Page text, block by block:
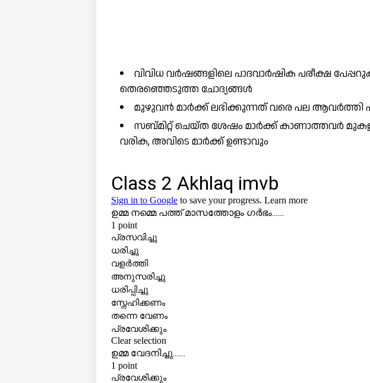
വിവിധ വർഷങ്ങളിലെ പാദവാർഷിക പരീക്ഷ
തെരഞ്ഞെടുത്ത ചോദ്യങ്ങൾ
മുഴുവൻ മാർക്ക് ലഭിക്കുന്നത് വരെ പല ആവർത്തി
സബ്മിറ്റ് ചെയ്ത ശേഷം മാർക്ക് കാണാത്തവർ
വരിക, അവിടെ മാർക്ക് ഉണ്ടാവും